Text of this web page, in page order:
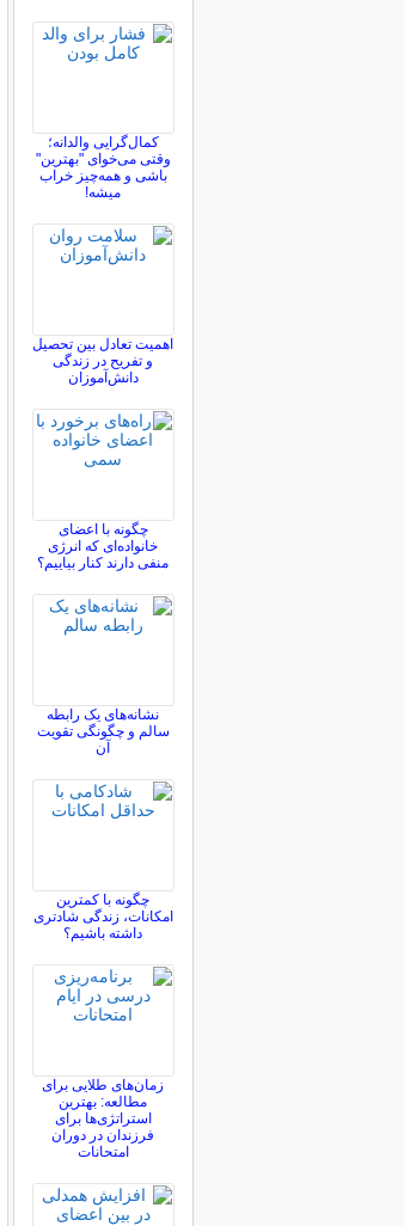
کمال‌گرایی والدانه؛
وقتی می‌خوای "بهترین"
باشی و همه‌چیز خراب
میشه!
اهمیت تعادل بین تحصیل
و تفریح در زندگی
دانش‌آموزان
چگونه با اعضای
خانواده‌ای که انرژی
منفی دارند کنار بیاییم؟
نشانه‌های یک رابطه
سالم و چگونگی تقویت
آن
چگونه با کمترین
امکانات، زندگی شادتری
داشته باشیم؟
زمان‌های طلایی برای
مطالعه: بهترین
استراتژی‌ها برای
فرزندان در دوران
امتحانات